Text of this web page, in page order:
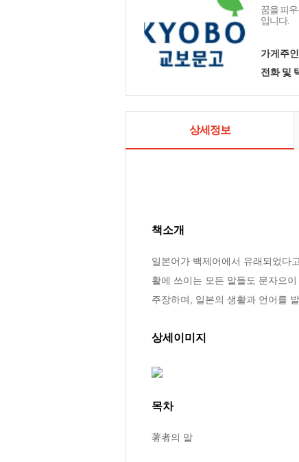
꿈을 피
입니다.
가게주
전화 및
상세정보
책소개
일본어가 백제어에서 유래되었다
활에 쓰이는 모든 말들도 문자으
주장하며, 일본의 생활과 언어를
상세이미지
목차
著者의 말